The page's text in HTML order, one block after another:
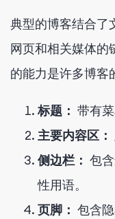
典型的博客结合了
网页和相关媒体的
的能力是许多博客
标题： 带有
主要内容区：
侧边栏： 包
性用语。
页脚： 包含